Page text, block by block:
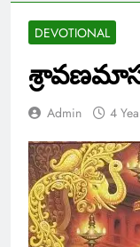
DEVOTIONAL
Admin 4